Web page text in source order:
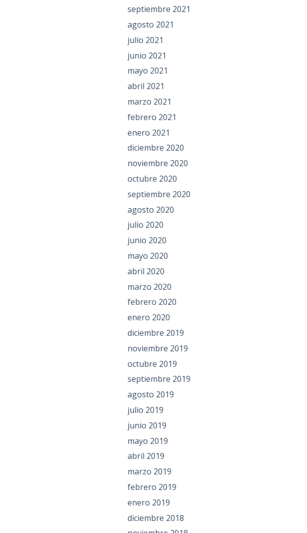
septiembre 2021
agosto 2021
julio 2021
junio 2021
mayo 2021
abril 2021
marzo 2021
febrero 2021
enero 2021
diciembre 2020
noviembre 2020
octubre 2020
septiembre 2020
agosto 2020
julio 2020
junio 2020
mayo 2020
abril 2020
marzo 2020
febrero 2020
enero 2020
diciembre 2019
noviembre 2019
octubre 2019
septiembre 2019
agosto 2019
julio 2019
junio 2019
mayo 2019
abril 2019
marzo 2019
febrero 2019
enero 2019
diciembre 2018